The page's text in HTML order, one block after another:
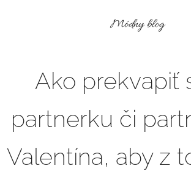
Módny blog
Ako prekvapiť
partnerku či
Valentína, aby z